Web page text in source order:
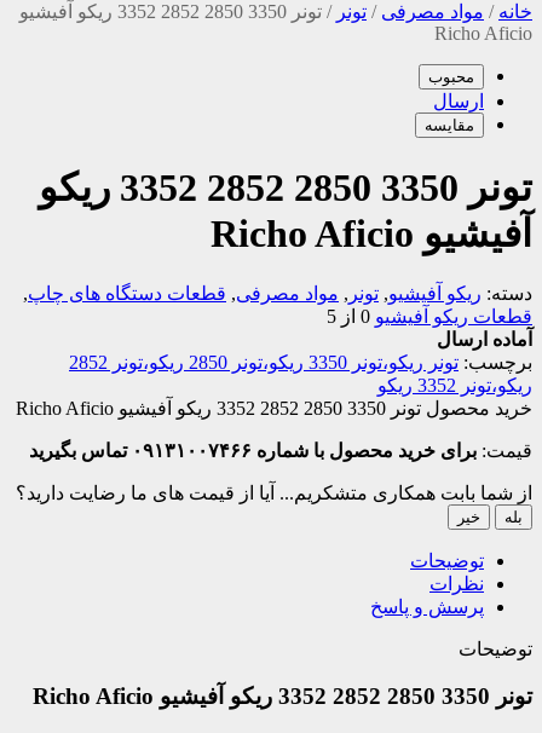
خانه / مواد مصرفی / تونر /
تونر 3350 2850 2852 3352 ریکو آفیشیو
Richo Aficio
محبوب
ارسال
مقایسه
تونر 3350 2850 2852 3352 ریکو
آفیشیو Richo Aficio
دسته: ریکو آفیشیو, تونر , مواد مصرفی, قطعات دستگاه های چاپ,
قطعات ریکو آفیشیو 0 از 5
آماده ارسال
برچسب:
تونر ریکو،تونر 3350 ریکو،تونر 2850 ریکو،تونر 2852
ریکو،تونر 3352 ریکو
خرید محصول تونر 3350 2850 2852 3352 ریکو آفیشیو Richo Aficio
قیمت: برای خرید محصول با شماره ۰۹۱۳۱۰۰۷۴۶۶ تماس بگیرید
از شما بابت همکاری متشکریم... آیا از قیمت های ما رضایت دارید؟
بله خیر
توضیحات
نظرات
پرسش و پاسخ
توضیحات
تونر 3350 2850 2852 3352 ریکو آفیشیو Richo Aficio